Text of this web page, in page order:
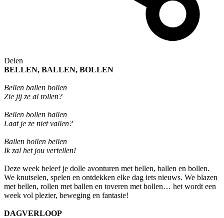
Delen
BELLEN, BALLEN, BOLLEN
Bellen ballen bollen
Zie jij ze al rollen?
Bellen bollen ballen
Laat je ze niet vallen?
Ballen bollen bellen
Ik zal het jou vertellen!
Deze week beleef je dolle avonturen met bellen, ballen en bollen.
We knutselen, spelen en ontdekken elke dag iets nieuws. We blazen
met bellen, rollen met ballen en toveren met bollen… het wordt een
week vol plezier, beweging en fantasie!
DAGVERLOOP